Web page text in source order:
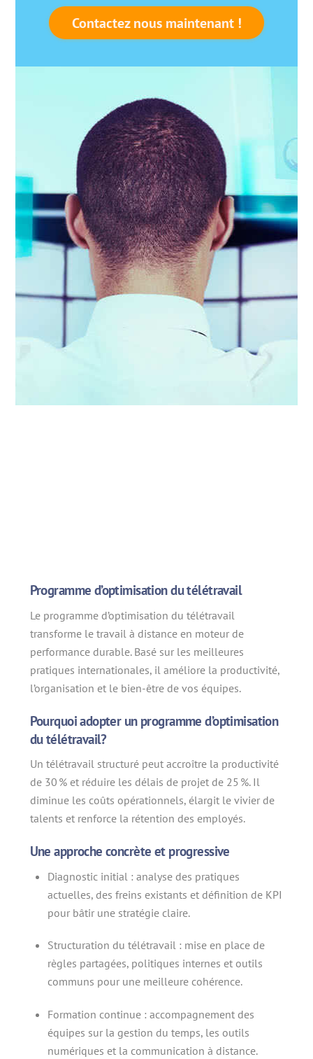
Contactez nous maintenant !
Programme d’optimisation du télétravail
Le programme d’optimisation du télétravail
transforme le travail à distance en moteur de
performance durable. Basé sur les meilleures
pratiques internationales, il améliore la productivité,
l’organisation et le bien-être de vos équipes.
Pourquoi adopter un programme d’optimisation
du télétravail?
Un télétravail structuré peut accroître la productivité
de 30 % et réduire les délais de projet de 25 %. Il
diminue les coûts opérationnels, élargit le vivier de
talents et renforce la rétention des employés.
Une approche concrète et progressive
Diagnostic initial : analyse des pratiques
actuelles, des freins existants et définition de KPI
pour bâtir une stratégie claire.
Structuration du télétravail : mise en place de
règles partagées, politiques internes et outils
communs pour une meilleure cohérence.
Formation continue : accompagnement des
équipes sur la gestion du temps, les outils
numériques et la communication à distance.